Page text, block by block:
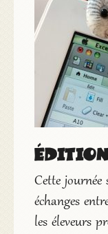
édition
Cette
échanges
les éleveurs